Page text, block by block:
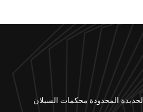
المحدودة محكمات السيلان